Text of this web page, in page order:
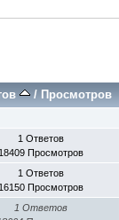
/ Просмотров
1 Ответов
Просмотров
1 Ответов
Просмотров
1 Ответов